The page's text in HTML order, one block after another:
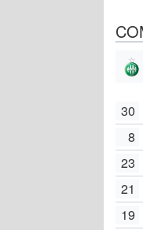
30
8
23
21
19